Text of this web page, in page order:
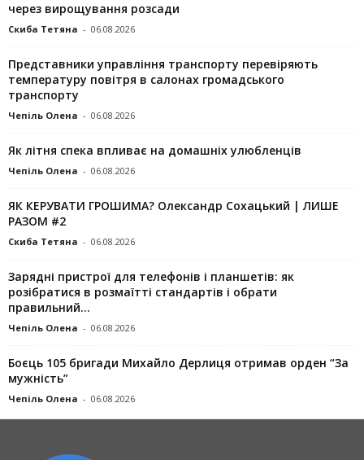
через вирощування розсади
Скиба Тетяна - 06.08.2026
Представники управління транспорту перевіряють
температуру повітря в салонах громадського
транспорту
Чепіль Олена - 06.08.2026
Як літня спека впливає на домашніх улюбленців
Чепіль Олена - 06.08.2026
ЯК КЕРУВАТИ ГРОШИМА? Олександр Сохацький | ЛИШЕ
РАЗОМ #2
Скиба Тетяна - 06.08.2026
Зарядні пристрої для телефонів і планшетів: як
розібратися в розмаїтті стандартів і обрати
правильний...
Чепіль Олена - 06.08.2026
Боєць 105 бригади Михайло Дерлиця отримав орден “За
мужність”
Чепіль Олена - 06.08.2026